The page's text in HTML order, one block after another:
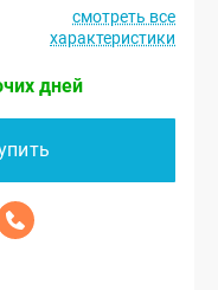
смотреть все
характеристики
дней